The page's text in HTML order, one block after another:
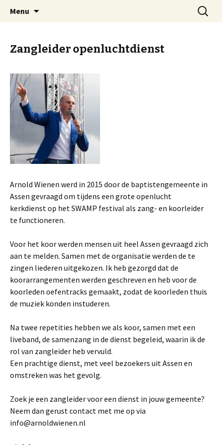
Arnold Wienen
Welkom op mijn website
Menu
Zoeken
naar:
Zangleider openluchtdienst
Arnold Wienen werd in 2015 door de baptistengemeente in
Assen gevraagd om tijdens een grote openlucht
kerkdienst op het SWAMP festival als zang- en koorleider
te functioneren.
Voor het koor werden mensen uit heel Assen gevraagd zich
aan te melden. Samen met de organisatie werden de te
zingen liederen uitgekozen. Ik heb gezorgd dat de
koorarrangementen werden geschreven en heb voor de
koorleden oefentracks gemaakt, zodat de koorleden thuis
de muziek konden instuderen.
Na twee repetities hebben we als koor, samen met een
liveband, de samenzang in de dienst begeleid, waarin ik de
rol van zangleider heb vervuld.
Een prachtige dienst, met veel bezoekers uit Assen en
omstreken was het gevolg.
Zoek je een zangleider voor een dienst in jouw gemeente?
Neem dan gerust contact met me op via
info@arnoldwienen.nl